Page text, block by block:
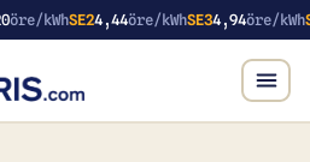
öre/kWhSE24,44öre/kWhSE34,94öre/kWh